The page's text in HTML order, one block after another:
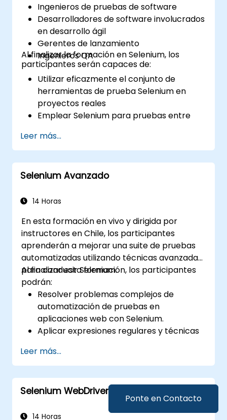
Ponte en Contacto
Ingenieros de pruebas de software
Desarrolladores de software involucrados
en desarrollo ágil
Gerentes de lanzamiento
Ingenieros QA
Al finalizar la formación en Selenium, los
participantes serán capaces de:
Utilizar eficazmente el conjunto de
herramientas de prueba Selenium en
proyectos reales
Emplear Selenium para pruebas entre
Distribuir las pruebas utilizando Selenium
Grid
Ejecutar pruebas de regresión con
Selenium en Jenkins
periódicos usando Jenkins
Leer más...
Selenium Avanzado
14 Horas
En esta formación en vivo y dirigida por
instructores en Chile, los participantes
aprenderán a mejorar una suite de pruebas
automatizadas utilizando técnicas avanzadas
para conducir Selenium.
Al finalizar esta formación, los participantes
podrán:
Resolver problemas complejos de
automatización de pruebas en
aplicaciones web con Selenium.
Aplicar expresiones regulares y técnicas
Gestionar excepciones que detienen la
ejecución de las pruebas.
Buscar objetos web de manera
programática.
Capturar datos dinámicamente desde
controles web.
Leer más...
Selenium WebDriver en C#
14 Horas